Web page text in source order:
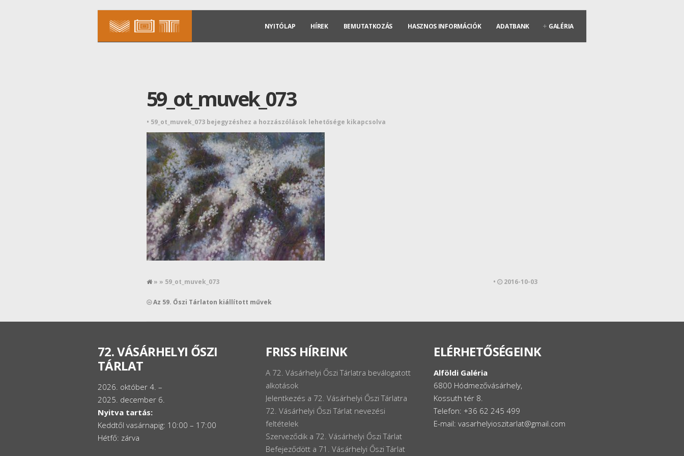
NYITÓLAP HÍREK BEMUTATKOZÁS HASZNOS INFORMÁCIÓK ADATBANK GALÉRIA
59_ot_muvek_073
• 59_ot_muvek_073 bejegyzéshez a hozzászólások lehetősége kikapcsolva
» » 59_ot_muvek_073 • 2016-10-03
Az 59. Őszi Tárlaton kiállított művek
72. VÁSÁRHELYI ŐSZI
TÁRLAT
2026. október 4. –
2025. december 6.
Nyitva tartás:
Keddtől vasárnapig: 10:00 – 17:00
Hétfő: zárva
FRISS HÍREINK
A 72. Vásárhelyi Őszi Tárlatra beválogatott
alkotások
Jelentkezés a 72. Vásárhelyi Őszi Tárlatra
72. Vásárhelyi Őszi Tárlat nevezési
feltételek
Szerveződik a 72. Vásárhelyi Őszi Tárlat
Befejeződött a 71. Vásárhelyi Őszi Tárlat
ELÉRHETŐSÉGEINK
Alföldi Galéria
6800 Hódmezővásárhely,
Kossuth tér 8.
Telefon: +36 62 245 499
E-mail: vasarhelyioszitarlat@gmail.com